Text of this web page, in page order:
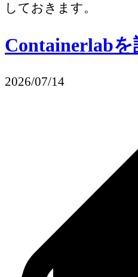
しておきます。
Containerlab
2026/07/14